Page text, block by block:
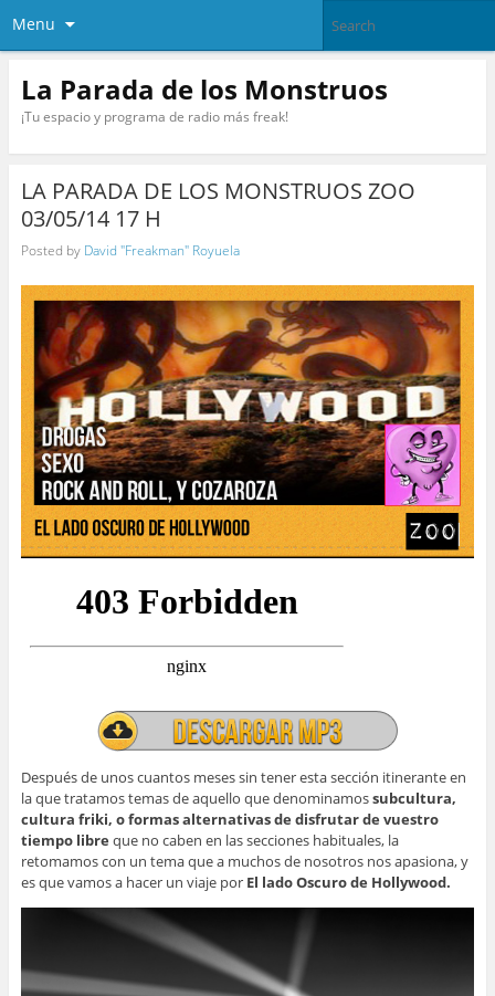
Menu
La Parada de los Monstruos
¡Tu espacio y programa de radio más freak!
LA PARADA DE LOS MONSTRUOS ZOO
03/05/14 17 H
Posted by David "Freakman" Royuela
Después de unos cuantos meses sin tener esta sección itinerante en
la que tratamos temas de aquello que denominamossubcultura,
cultura friki, o formas alternativas de disfrutar de vuestro
tiempo libre que no caben en las secciones habituales, la
retomamos con un tema que a muchos de nosotros nos apasiona, y
es que vamos a hacer un viaje por El lado Oscuro de Hollywood.